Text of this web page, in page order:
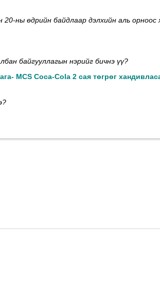
ны өдрийн байдлаар дэлхийн аль орноос
байгууллагын нэрийг бичнэ үү?
MCS Coca-Cola 2 сая төгрөг